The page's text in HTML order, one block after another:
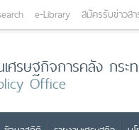
e-Library สมัครรับข่าวสา
ศรษฐกิจการคลัง กระ
Office